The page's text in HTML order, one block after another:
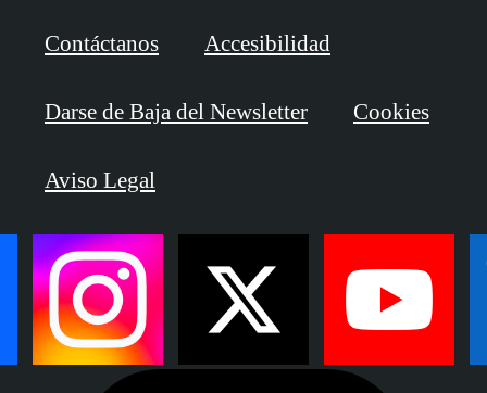
Contáctanos Accesibilidad
Darse de Baja del Newsletter Cookies
Aviso Legal